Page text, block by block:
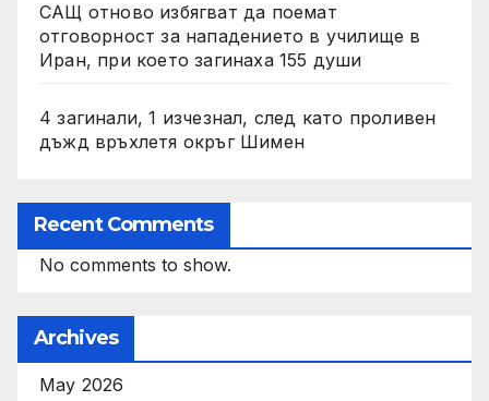
САЩ отново избягват да поемат
отговорност за нападението в училище в
Иран, при което загинаха 155 души
4 загинали, 1 изчезнал, след като проливен
дъжд връхлетя окръг Шимен
Recent Comments
No comments to show.
Archives
May 2026